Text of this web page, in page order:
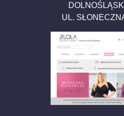
UL.